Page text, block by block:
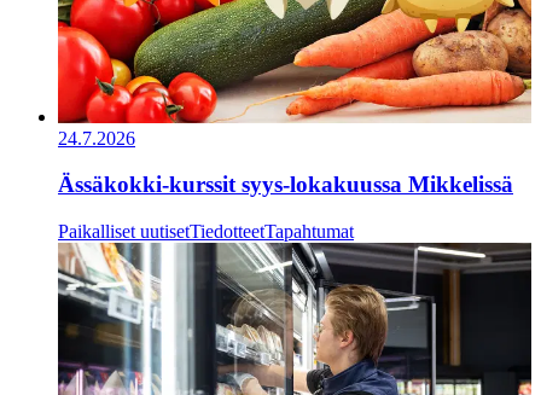
24.7.2026
Ässäkokki-kurssit syys-lokakuussa Mikkelissä
Paikalliset uutisetTiedotteetTapahtumat